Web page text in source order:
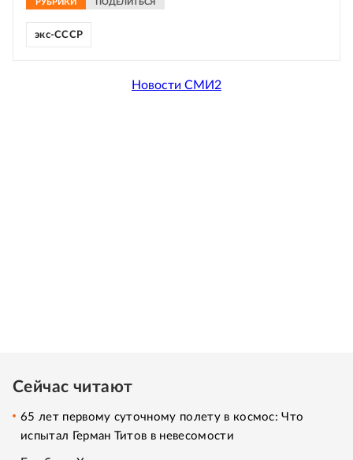
РУБРИКИ ПОДЕЛИТЬСЯ
экс-СССР
Новости СМИ2
Сейчас читают
65 лет первому суточному полету в космос: Что
испытал Герман Титов в невесомости